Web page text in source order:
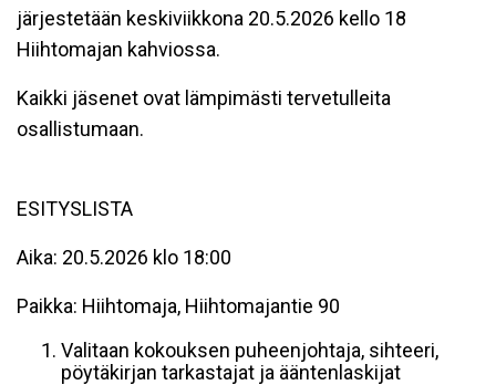
järjestetään keskiviikkona 20.5.2026 kello 18
Hiihtomajan kahviossa.
Kaikki jäsenet ovat lämpimästi tervetulleita
osallistumaan.
ESITYSLISTA
Aika: 20.5.2026 klo 18:00
Paikka: Hiihtomaja, Hiihtomajantie 90
Valitaan kokouksen puheenjohtaja, sihteeri,
pöytäkirjan tarkastajat ja ääntenlaskijat